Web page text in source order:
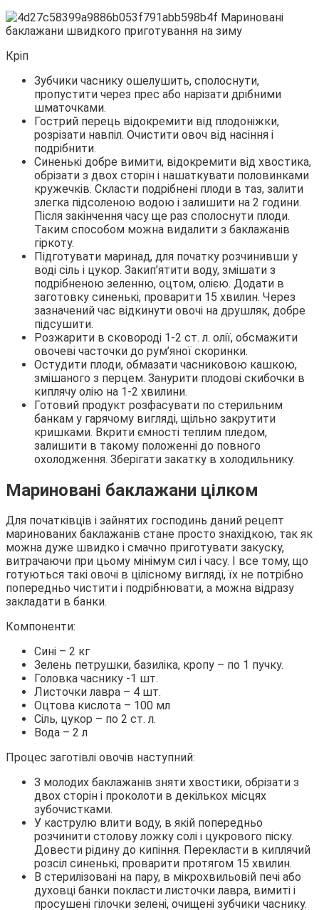
Кріп
Зубчики часнику ошелушить, сполоснути,
пропустити через прес або нарізати дрібними
шматочками.
Гострий перець відокремити від плодоніжки,
розрізати навпіл. Очистити овоч від насіння і
подрібнити.
Синенькі добре вимити, відокремити від хвостика,
обрізати з двох сторін і нашаткувати половинками
кружечків. Скласти подрібнені плоди в таз, залити
злегка підсоленою водою і залишити на 2 години.
Після закінчення часу ще раз сполоснути плоди.
Таким способом можна видалити з баклажанів
гіркоту.
Підготувати маринад, для початку розчинивши у
воді сіль і цукор. Закип’ятити воду, змішати з
подрібненою зеленню, оцтом, олією. Додати в
заготовку синенькі, проварити 15 хвилин. Через
зазначений час відкинути овочі на друшляк, добре
підсушити.
Розжарити в сковороді 1-2 ст. л. олії, обсмажити
овочеві часточки до рум’яної скоринки.
Остудити плоди, обмазати часниковою кашкою,
змішаного з перцем. Занурити плодові скибочки в
киплячу олію на 1-2 хвилини.
Готовий продукт розфасувати по стерильним
банкам у гарячому вигляді, щільно закрутити
кришками. Вкрити ємності теплим пледом,
залишити в такому положенні до повного
охолодження. Зберігати закатку в холодильнику.
Мариновані баклажани цілком
Для початківців і зайнятих господинь даний рецепт
маринованих баклажанів стане просто знахідкою, так як
можна дуже швидко і смачно приготувати закуску,
витрачаючи при цьому мінімум сил і часу. І все тому, що
готуються такі овочі в цілісному вигляді, їх не потрібно
попередньо чистити і подрібнювати, а можна відразу
закладати в банки.
Компоненти:
Сині – 2 кг
Зелень петрушки, базиліка, кропу – по 1 пучку.
Головка часнику -1 шт.
Листочки лавра – 4 шт.
Оцтова кислота – 100 мл
Сіль, цукор – по 2 ст. л.
Вода – 2 л
Процес заготівлі овочів наступний:
З молодих баклажанів зняти хвостики, обрізати з
двох сторін і проколоти в декількох місцях
зубочистками.
У каструлю влити воду, в якій попередньо
розчинити столову ложку солі і цукрового піску.
Довести рідину до кипіння. Перекласти в киплячий
розсіл синенькі, проварити протягом 15 хвилин.
В стерилізовані на пару, в мікрохвильовій печі або
духовці банки покласти листочки лавра, вимиті і
просушені гілочки зелені, очищені зубчики часнику.